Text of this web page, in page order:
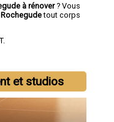
à rénover? Vous
Rochegudetout corps
et studios